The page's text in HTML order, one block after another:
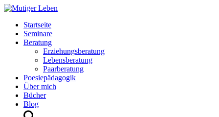
Startseite
Seminare
Beratung
Erziehungsberatung
Lebensberatung
Paarberatung
Poesiepädagogik
Über mich
Bücher
Blog